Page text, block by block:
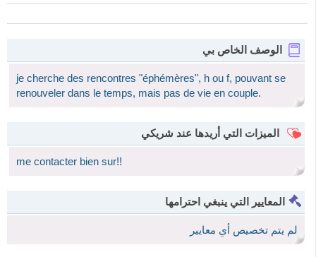
الوصف الخاص بي
je cherche des rencontres "éphémères", h ou f, pouvant se
renouveler dans le temps, mais pas de vie en couple.
الميزات التي أريدها عند شريكي
me contacter bien sur!!
المعايير التي ينبغي احترامها
لم يتم تخصيص أي معايير